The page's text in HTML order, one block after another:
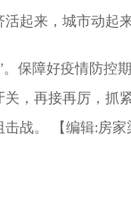
起来，城市动起
障好疫情防控期
，再接再厉，抓
战。
【编辑:房家